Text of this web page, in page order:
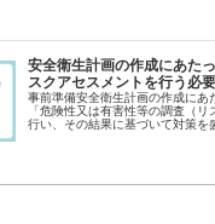
安全衛生計画の作成にあた
スクアセスメントを行う必
事前準備安全衛生計画の作成にあ
「危険性又は有害性等の調査（
行い、その結果に基づいて対策を